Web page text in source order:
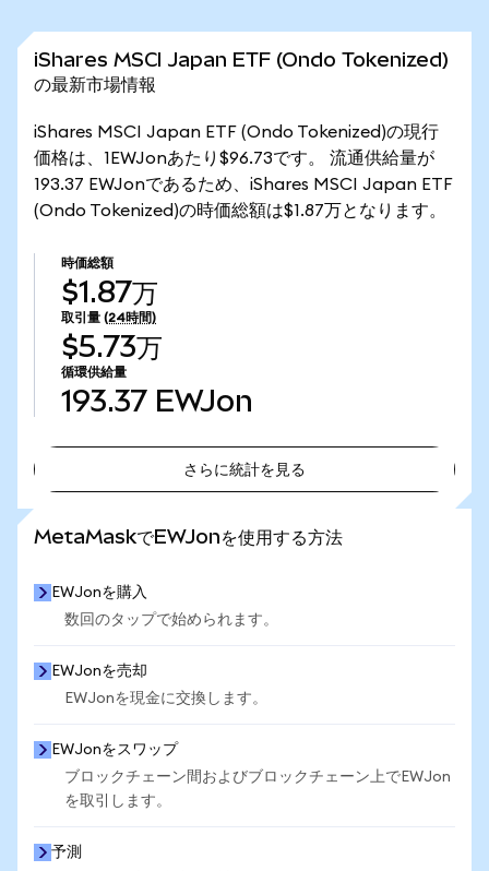
iShares MSCI Japan ETF (Ondo Tokenized)
の最新市場情報
iShares MSCI Japan ETF (Ondo Tokenized)の現行
価格は、1EWJonあたり$96.73です。 流通供給量が
193.37 EWJonであるため、iShares MSCI Japan ETF
(Ondo Tokenized)の時価総額は$1.87万となります。
時価総額
$1.87万
取引量 (24時間)
$5.73万
循環供給量
193.37 EWJon
さらに統計を見る
MetaMaskでEWJonを使用する方法
EWJonを購入
数回のタップで始められます。
EWJonを売却
EWJonを現金に交換します。
EWJonをスワップ
ブロックチェーン間およびブロックチェーン上でEWJon
を取引します。
予測